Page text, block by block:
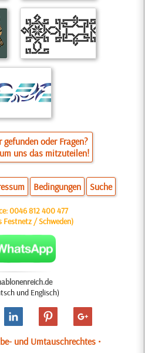
gefunden oder Fragen?
uns das mitzuteilen!
Bedingungen Suche
0046 812 400 477
Festnetz / Schweden)
und Englisch)
und Umtauschrechtes •